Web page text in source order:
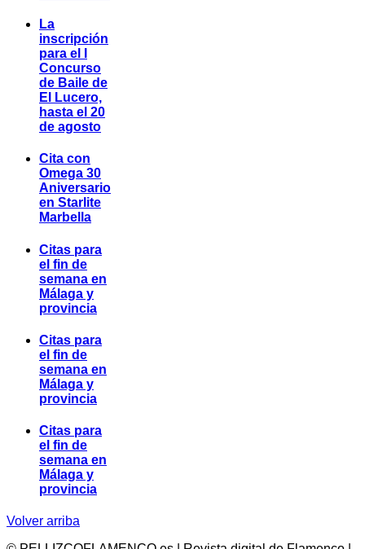
La
inscripción
para el I
Concurso
de Baile de
El Lucero,
hasta el 20
de agosto
Cita con
Omega 30
Aniversario
en Starlite
Marbella
Citas para
el fin de
semana en
Málaga y
provincia
Citas para
el fin de
semana en
Málaga y
provincia
Citas para
el fin de
semana en
Málaga y
provincia
Volver arriba